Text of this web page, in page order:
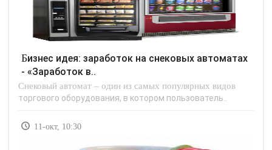
Бизнес идея: заработок на снековых автоматах
- «Заработок в..
Снековый автомат – один из самых популярных видов
торгового оборудования, в котором пользователь..
11-окт, 10:30